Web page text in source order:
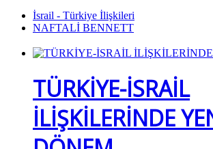
İsrail - Türkiye İlişkileri
NAFTALİ BENNETT
TÜRKİYE-İSRAİL
İLİŞKİLERİNDE